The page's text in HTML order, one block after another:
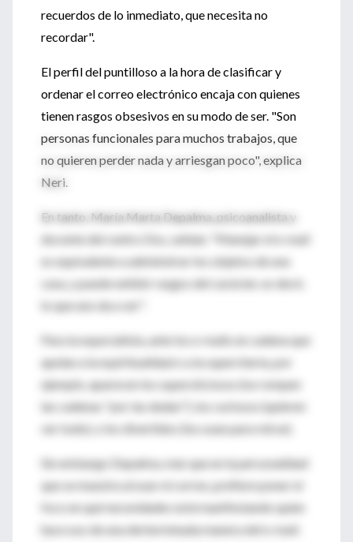
recuerdos de lo inmediato, que necesita no
recordar".
El perfil del puntilloso a la hora de clasificar y
ordenar el correo electrónico encaja con quienes
tienen rasgos obsesivos en su modo de ser. "Son
personas funcionales para muchos trabajos, que
no quieren perder nada y arriesgan poco", explica
Neri.
En tanto, María Marta Depalma, psicoanalista y
docente del centro Dos, señala: "Manejar el e-mail
es equivalente a administrar los objetos de una
casa, y puede exhibir rasgos del carácter, es decir,
lo que uno da a ver".
Para la especialista, ante los e-mails en cadena que
apelan a la espiritualidad o a la superchería, por
ejemplo, aparecen los supersticiosos (no rompen
las cadenas "por las dudas"), los curiosos (quieren
ver todo), o los divertidos (los usan para reirse).
Sin embargo Depalma, más que en la personalidad
que se muestra al usar el correo, prefiere poner el
foco en qué necesidades está manifestando quien
hace uso de una derterminada manera del e-mail.